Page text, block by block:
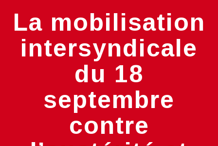
La mobilisation
intersyndicale
du 18
septembre
contre